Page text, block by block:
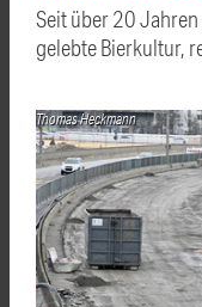
Seit über 20
gelebte Bierkultur,
Thomas Heckmann